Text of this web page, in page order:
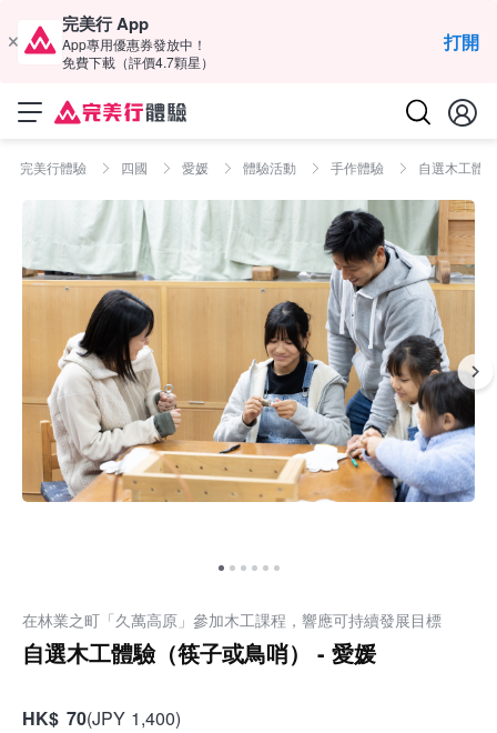
完美行 App
App專用優惠券發放中！
免費下載（評價4.7顆星）
打開
完美行體驗 四國 愛媛 體驗活動 手作體驗 自選木工體
在林業之町「久萬高原」參加木工課程，響應可持續發展目標
自選木工體驗（筷子或鳥哨） - 愛媛
HK$ 70(JPY 1,400)